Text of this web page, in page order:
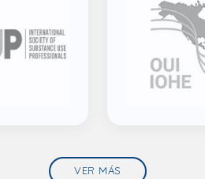
VER MÁS